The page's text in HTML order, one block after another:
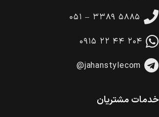
در هنگام خرید محصول، امکان انتخاب
وجود دارد.
خرید اقساطی با شرایط آسان و بدون ضامن
است.
گارانتی معتبر برای تمامی محصولات ارائه
۰۵۱ – ۳۳۸۹ ۵۸۸۵
۰۹۱۵ ۲۲ ۴۴ ۲۰۴
@jahanstylecom
خدمات مشتریان